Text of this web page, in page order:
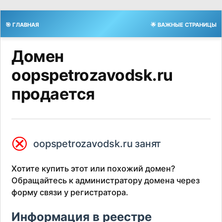
🎯 ГЛАВНАЯ 🌟 ВАЖНЫЕ СТРАНИЦЫ
Домен
oopspetrozavodsk.ru
продается
⮿ oopspetrozavodsk.ru занят
Хотите купить этот или похожий домен?
Обращайтесь к администратору домена через
форму связи у регистратора.
Информация в реестре